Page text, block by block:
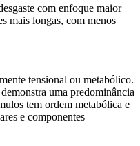
com enfoque maior
mais longas, com menos
tensional ou metabólico.
uma predominância
tem ordem metabólica e
e componentes